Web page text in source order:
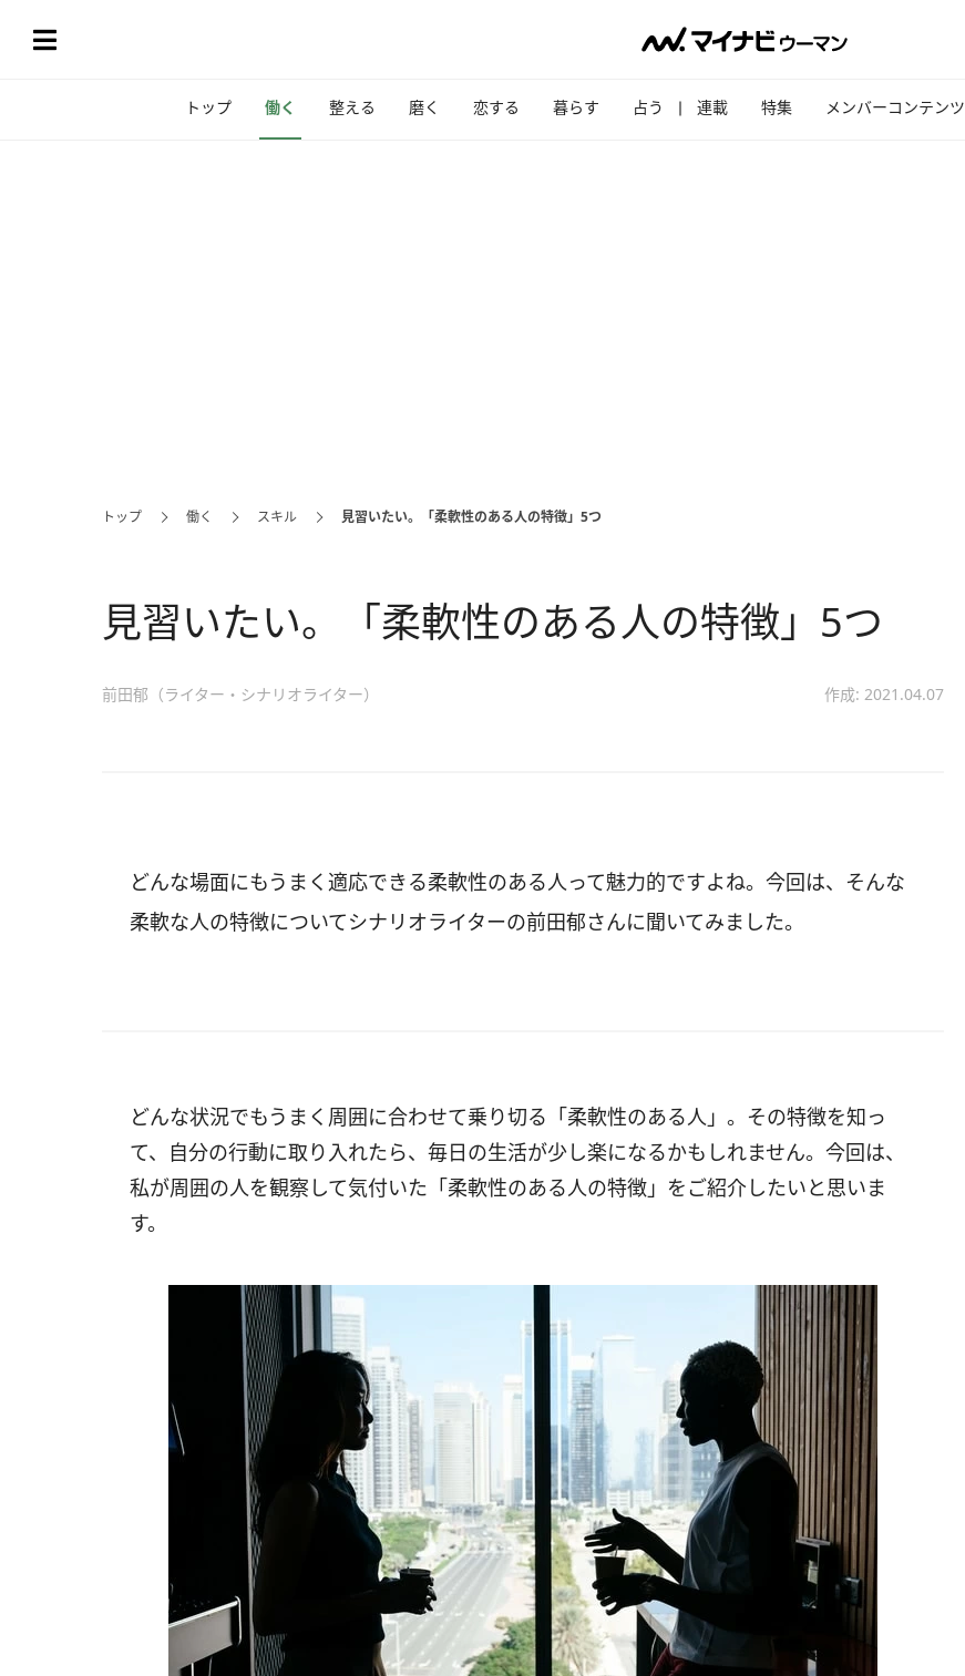
トップ 働く 整える 磨く 恋する 暮らす 占う 連載 特集 メンバーコンテンツ
トップ 働く スキル 見習いたい。「柔軟性のある人の特徴」5つ
見習いたい。「柔軟性のある人の特徴」5つ
前田郁（ライター・シナリオライター） 作成: 2021.04.07
どんな場面にもうまく適応できる柔軟性のある人って魅力的ですよね。今回は、そんな
柔軟な人の特徴についてシナリオライターの前田郁さんに聞いてみました。
どんな状況でもうまく周囲に合わせて乗り切る「柔軟性のある人」。その特徴を知っ
て、自分の行動に取り入れたら、毎日の生活が少し楽になるかもしれません。今回は、
私が周囲の人を観察して気付いた「柔軟性のある人の特徴」をご紹介したいと思いま
す。